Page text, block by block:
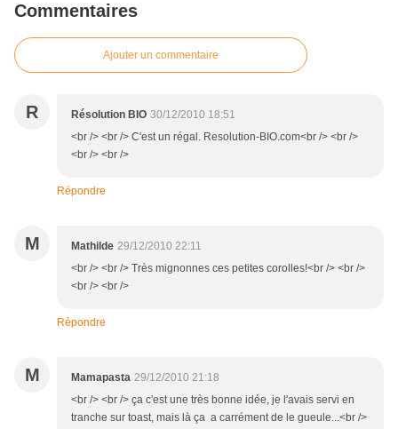
Commentaires
Ajouter un commentaire
R Résolution BIO 30/12/2010 18:51
<br /> <br /> C'est un régal. Resolution-BIO.com<br /> <br />
<br /> <br />
Répondre
M Mathilde 29/12/2010 22:11
<br /> <br /> Très mignonnes ces petites corolles!<br /> <br />
<br /> <br />
Répondre
M Mamapasta 29/12/2010 21:18
<br /> <br /> ça c'est une très bonne idée, je l'avais servi en
tranche sur toast, mais là ça a carrément de le gueule...<br />